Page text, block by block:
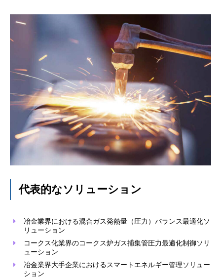
代表的なソリューション
冶金業界における混合ガス発熱量（圧力）バランス最適化ソ
リューション
コークス化業界のコークス炉ガス捕集管圧力最適化制御ソリ
ューション
冶金業界大手企業におけるスマートエネルギー管理ソリュー
ション